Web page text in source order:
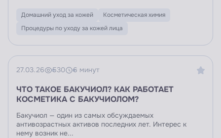
Домашний уход за кожей
Косметическая химия
Процедуры по уходу за кожей лица
27.03.26 530 6 минут
ЧТО ТАКОЕ БАКУЧИОЛ? КАК РАБОТАЕТ
КОСМЕТИКА С БАКУЧИОЛОМ?
Бакучиол — один из самых обсуждаемых
антивозрастных активов последних лет. Интерес к
нему возник не...